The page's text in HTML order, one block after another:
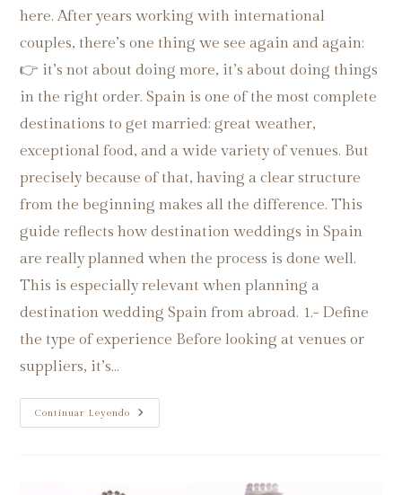
here. After years working with international
couples, there’s one thing we see again and again:
👉 it’s not about doing more, it’s about doing things
in the right order. Spain is one of the most complete
destinations to get married: great weather,
exceptional food, and a wide variety of venues. But
precisely because of that, having a clear structure
from the beginning makes all the difference. This
guide reflects how destination weddings in Spain
are really planned when the process is done well.
This is especially relevant when planning a
destination wedding Spain from abroad. 1.- Define
the type of experience Before looking at venues or
suppliers, it’s…
Continuar Leyendo